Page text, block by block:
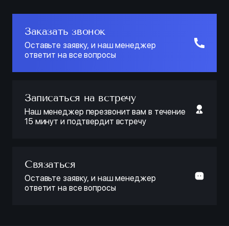
Заказать звонок
Оставьте заявку, и наш менеджер
ответит на все вопросы
Записаться на встречу
Наш менеджер перезвонит вам в течение
15 минут и подтвердит встречу
Связаться
Оставьте заявку, и наш менеджер
ответит на все вопросы